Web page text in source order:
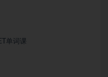
单词课